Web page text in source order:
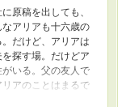
原稿を出しても、
アリアも十六歳の
だけど、アリアは
探す場。だけどア
いる。父の友人で
アのことはまるで
は※をしています。